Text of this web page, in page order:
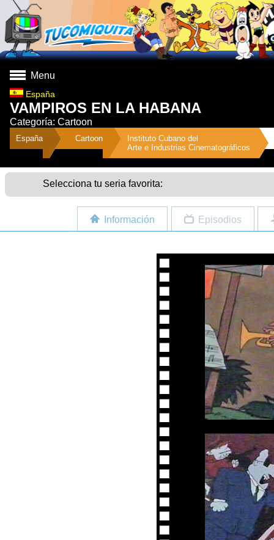
Menu
España
VAMPIROS EN LA HABANA
Categoría: Cartoon
España Cartoon
Instituto Cubano del
Arte e Industrias Cinematográficos
Selecciona tu seria favorita:
Información Episodios